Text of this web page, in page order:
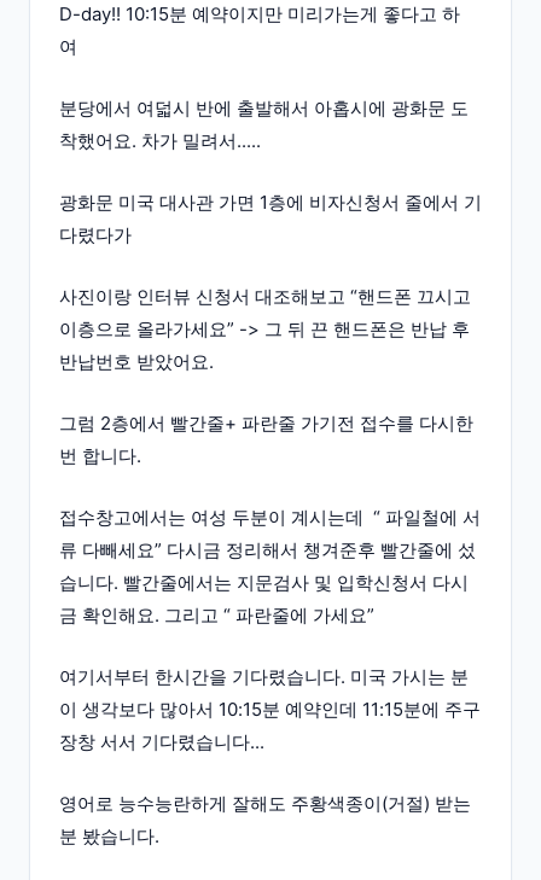
D-day!! 10:15분 예약이지만 미리가는게 좋다고 하
여
분당에서 여덟시 반에 출발해서 아홉시에 광화문 도
착했어요. 차가 밀려서.....
광화문 미국 대사관 가면 1층에 비자신청서 줄에서 기
다렸다가
사진이랑 인터뷰 신청서 대조해보고 “핸드폰 끄시고
이층으로 올라가세요” -> 그 뒤 끈 핸드폰은 반납 후
반납번호 받았어요.
그럼 2층에서 빨간줄+ 파란줄 가기전 접수를 다시한
번 합니다.
접수창고에서는 여성 두분이 계시는데 “ 파일철에 서
류 다빼세요” 다시금 정리해서 챙겨준후 빨간줄에 섰
습니다. 빨간줄에서는 지문검사 및 입학신청서 다시
금 확인해요. 그리고 “ 파란줄에 가세요”
여기서부터 한시간을 기다렸습니다. 미국 가시는 분
이 생각보다 많아서 10:15분 예약인데 11:15분에 주구
장창 서서 기다렸습니다...
영어로 능수능란하게 잘해도 주황색종이(거절) 받는
분 봤습니다.